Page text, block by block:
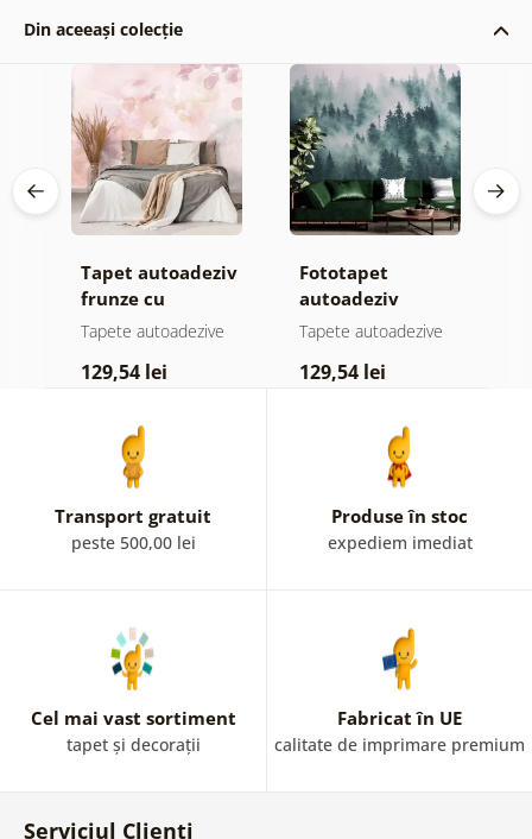
Din aceeași colecție
Tapet autoadeziv
frunze cu
atingere
Tapete autoadezive
129,54 lei
Fototapet
autoadeziv
pădure în ceață
Tapete autoadezive
129,54 lei
Transport gratuit
peste 500,00 lei
Produse în stoc
expediem imediat
Cel mai vast sortiment
tapet și decorații
Fabricat în UE
calitate de imprimare premium
Serviciul Clienți